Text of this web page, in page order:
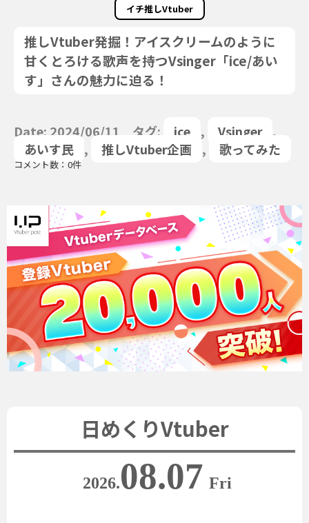
イチ推しVtuber
推しVtuber発掘！アイスクリームのように
甘くとろける歌声を持つVsinger「ice/あい
す」さんの魅力に迫る！
Date: 2024/06/11 タグ: ice , Vsinger
,
あいす民
, 推しVtuber企画 , 歌ってみた
コメント数：0件
日めくりVtuber
2026.08.07 Fri